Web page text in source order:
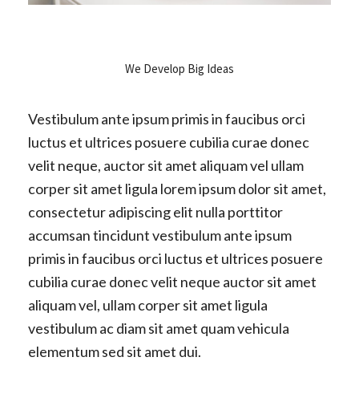
We Develop Big Ideas
Vestibulum ante ipsum primis in faucibus orci
luctus et ultrices posuere cubilia curae donec
velit neque, auctor sit amet aliquam vel ullam
corper sit amet ligula lorem ipsum dolor sit amet,
consectetur adipiscing elit nulla porttitor
accumsan tincidunt vestibulum ante ipsum
primis in faucibus orci luctus et ultrices posuere
cubilia curae donec velit neque auctor sit amet
aliquam vel, ullam corper sit amet ligula
vestibulum ac diam sit amet quam vehicula
elementum sed sit amet dui.